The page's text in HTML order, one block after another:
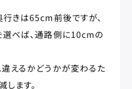
きは65cm前後ですが、
選べば、通路側に10cmの
えるかどうかが変わるた
します。